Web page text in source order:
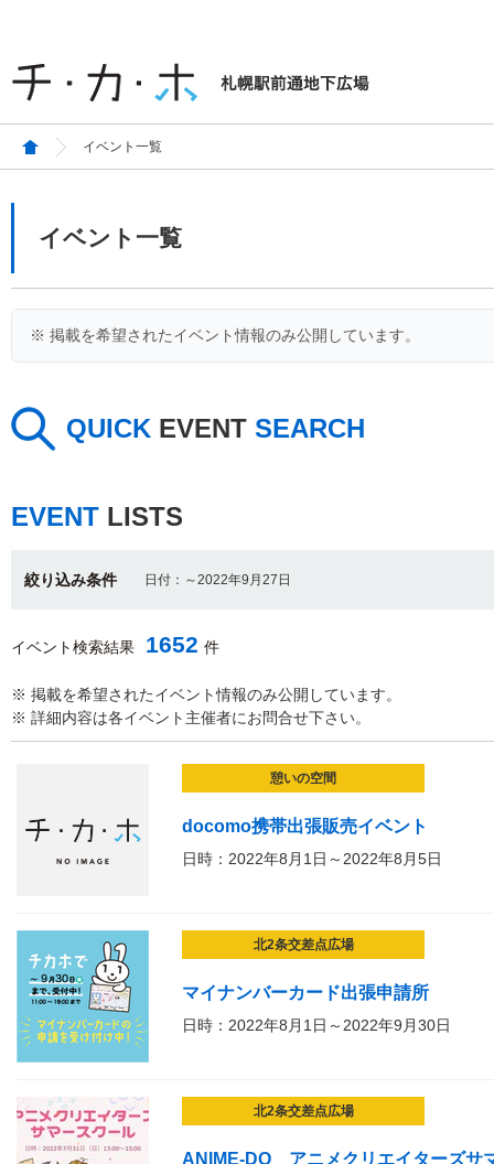
イベント一覧
イベント一覧
※ 掲載を希望されたイベント情報のみ公開しています。
QUICK EVENT SEARCH
EVENT LISTS
絞り込み条件 日付：～2022年9月27日
イベント検索結果 1652 件
※ 掲載を希望されたイベント情報のみ公開しています。
※ 詳細内容は各イベント主催者にお問合せ下さい。
憩いの空間
docomo携帯出張販売イベント
日時：2022年8月1日～2022年8月5日
北2条交差点広場
マイナンバーカード出張申請所
日時：2022年8月1日～2022年9月30日
北2条交差点広場
ANIME-DO アニメクリエイターズサ